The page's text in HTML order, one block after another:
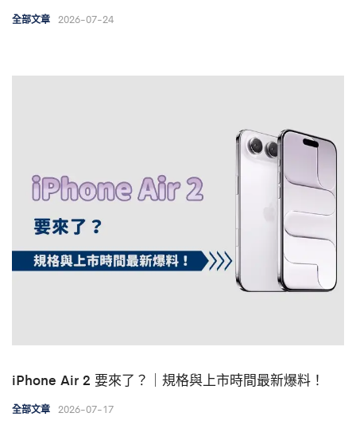
全部文章 2026-07-24
iPhone Air 2 要來了？｜規格與上市時間最新爆料！
全部文章 2026-07-17